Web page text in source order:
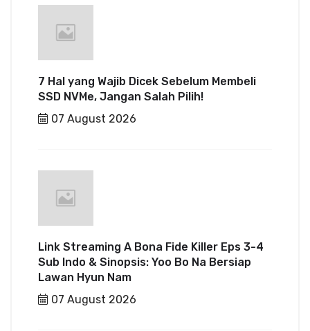
7 Hal yang Wajib Dicek Sebelum Membeli
SSD NVMe, Jangan Salah Pilih!
07 August 2026
Link Streaming A Bona Fide Killer Eps 3-4
Sub Indo & Sinopsis: Yoo Bo Na Bersiap
Lawan Hyun Nam
07 August 2026